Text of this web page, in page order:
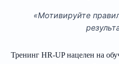
«Мотивируйте
Тренинг HR-UP нацелен на